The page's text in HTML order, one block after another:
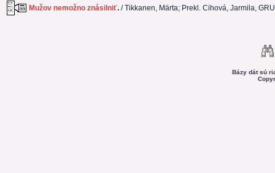
Mužov nemožno znásilniť. / Tikkanen, Märta; Prekl. Cihová, Jarmila,
Bázy dát sú